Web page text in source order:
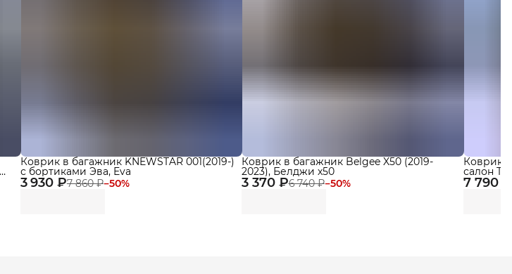
3 930 ₽7 860 ₽−50%
Коврик в багажник KNEWSTAR 001(2019-)
с бортиками Эва, Eva
3 370 ₽6 740 ₽−50%
Коврик в багажник Belgee X50 (2019-
2023), Белджи х50
7 790 ₽
Коврики
салон